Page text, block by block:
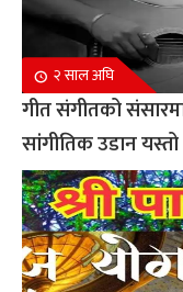
२ साल अघि
गीत संगीतको
सांगीतिक उडान यस्तो